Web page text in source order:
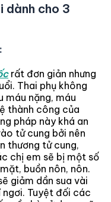
dành cho 3
:
rất đơn giản nhưng
Thai phụ không
máu nặng, máu
thành công của
pháp này khá an
tử cung bởi nên
thương tử cung,
chị em sẽ bị một số
buồn nôn, nôn.
giảm dần sua vài
ngơi. Tuyệt đối các